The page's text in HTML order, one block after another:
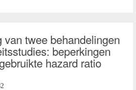
van twee behandelingen
beperkingen
hazard ratio